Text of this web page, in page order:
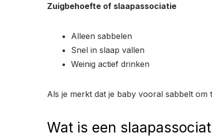
Zuigbehoefte of slaapassociatie
Alleen sabbelen
Snel in slaap vallen
Weinig actief drinken
Als je merkt dat je baby vooral sabbelt om
Wat is een